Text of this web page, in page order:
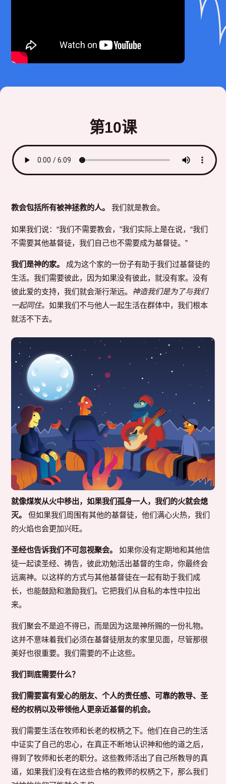
第10课
教会包括所有被神拯救的人。 我们就是教会。
如果我们说：“我们不需要教会，”我们实际上是在说，“我们
不需要其他基督徒，我们自己也不需要成为基督徒。”
我们是神的家。
成为这个家的一份子有助于我们过基督徒的
生活。我们需要彼此，因为如果没有彼此，就没有家。没有
彼此爱的支持，我们就会渐行渐远。 神造我们是为了与我们
一起同住。如果我们不与他人一起生活在群体中，我们根本
就活不下去。
就像煤炭从火中移出，如果我们孤身一人，我们的火就会熄
灭。但如果我们周围有其他的基督徒，他们满心火热，我们
的火焰也会更加兴旺。
圣经也告诉我们不可忽视聚会。
如果你没有定期地和其他信
徒一起读圣经、祷告，彼此劝勉活出基督的生命，你最终会
远离神。以这样的方式与其他基督徒在一起有助于我们成
长，也能鼓励和激励我们。它把我们从自私的本性中拉出
来。
我们聚会不是迫不得已，而是因为这是神所赐的一份礼物。
这并不意味着我们必须在基督徒朋友的家里见面，尽管那很
美好也很重要。我们需要的不止这些。
我们到底需要什么？
我们需要富有爱心的朋友、个人的责任感、可靠的教导、圣
经的权柄以及带领他人更亲近基督的机会。
我们需要生活在牧师和长老的权柄之下。他们在自己的生活
中证实了自己的忠心，在真正不断地认识神和他的道之后，
得到了牧师和长老的职分。这些教师活出了自己所教导的真
道，如果我们没有在这些合格的教师的权柄之下，那么我们